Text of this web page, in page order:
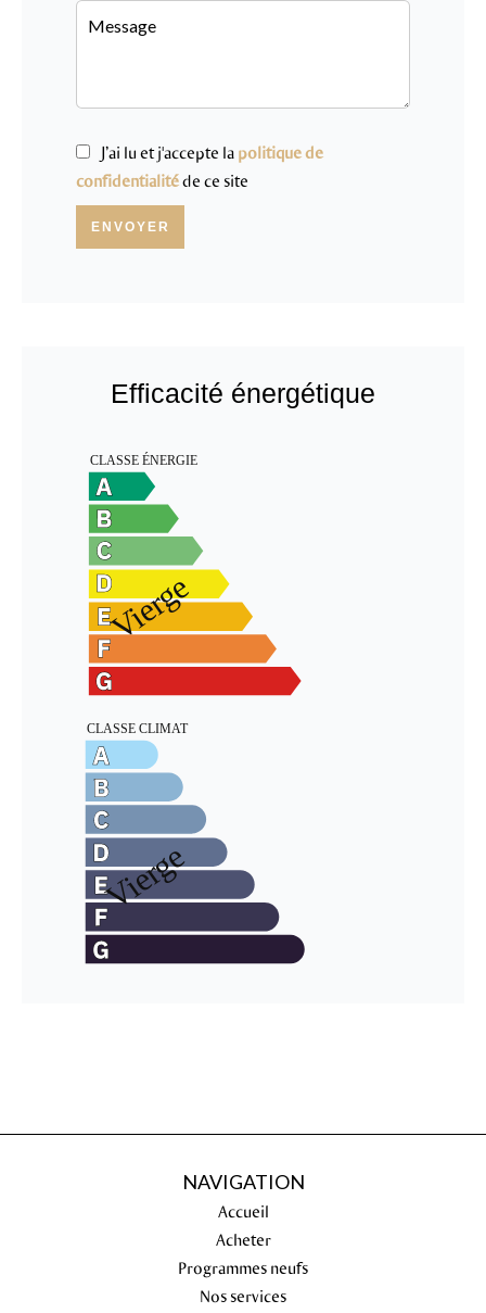
J’ai lu et j'accepte la politique de
confidentialitéde ce site
ENVOYER
Efficacité énergétique
NAVIGATION
Accueil
Acheter
Programmes neufs
Nos services